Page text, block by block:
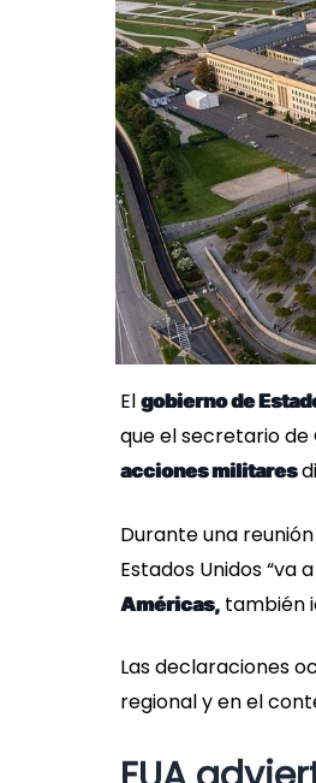
El gobierno de
que el secretario de
acciones militares
Durante una
Estados Unidos
Américas, también
Las declaraciones
regional y en el